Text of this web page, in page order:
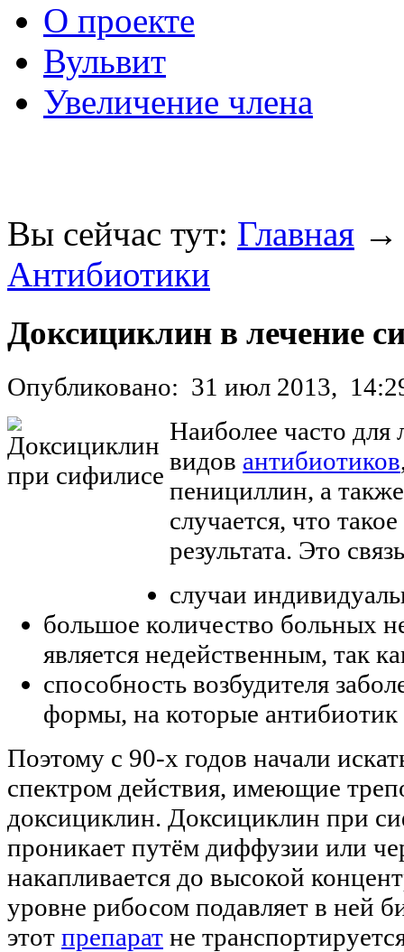
О проекте
Вульвит
Увеличение члена
Вы сейчас тут: Главная
Антибиотики
Доксициклин в лечение
Опубликовано: 31 июл 2013,
Наиболее часто для
видов антибиотиков
пенициллин, а
случается, что
результата. Это
случаи
большое количество больных
является недейственным, так
способность возбудителя
формы, на которые антибиотик
Поэтому с 90-х годов начали
спектром действия, имеющие
доксициклин. Доксициклин при
проникает путём диффузии или
накапливается до высокой
уровне рибосом подавляет в ней
этот препарат не